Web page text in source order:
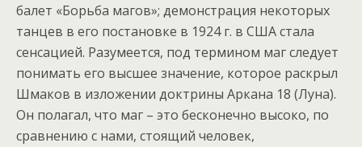
балет «Борьба магов»; демонстрация некоторых
танцев в его постановке в 1924 г. в США стала
сенсацией. Разумеется, под термином маг следует
понимать его высшее значение, которое раскрыл
Шмаков в изложении доктрины Аркана 18 (Луна).
Он полагал, что маг – это бесконечно высоко, по
сравнению с нами, стоящий человек,